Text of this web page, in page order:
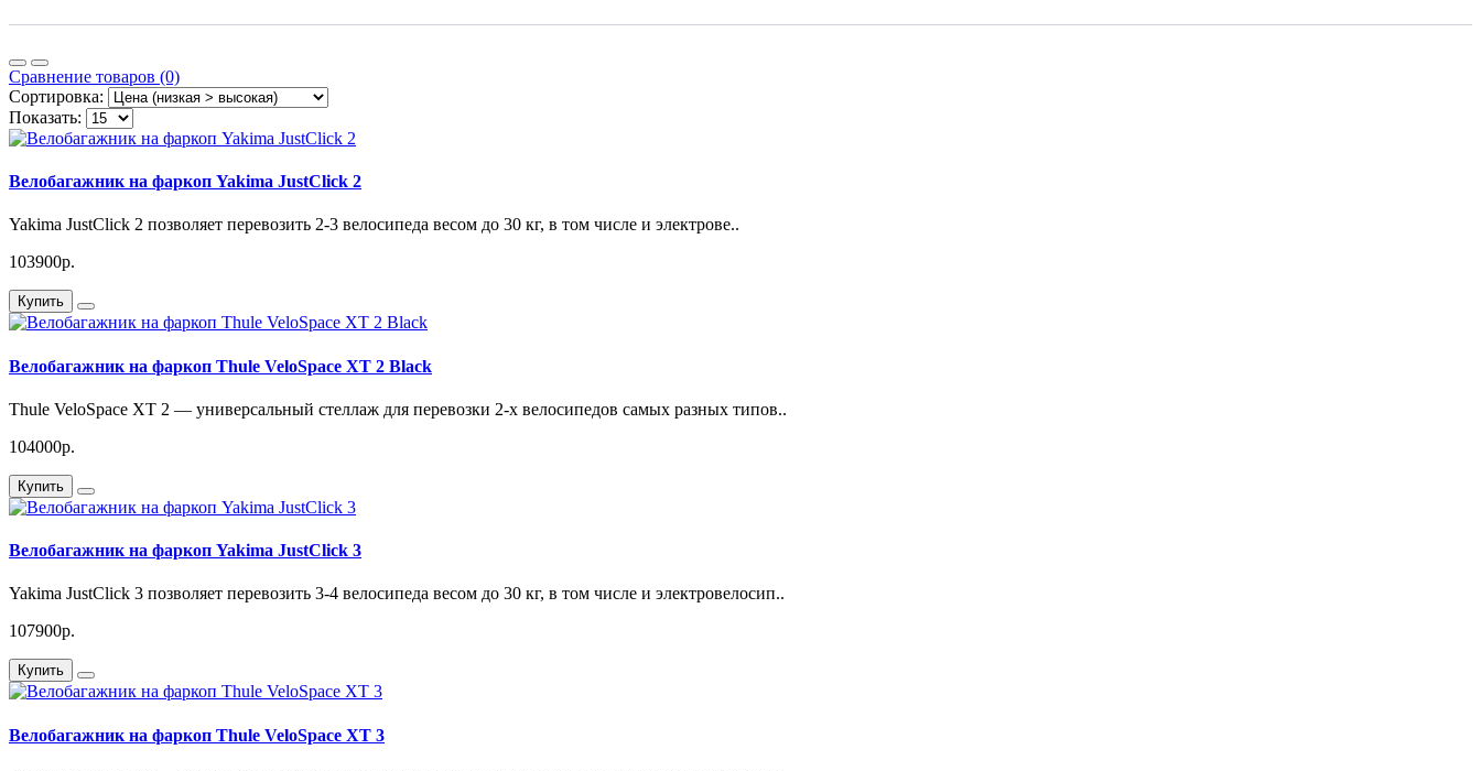
Сравнение товаров (0)
Сортировка:
Показать:
Велобагажник на фаркоп Yakima JustClick 2
Yakima JustClick 2 позволяет перевозить 2-3 велосипеда весом до 30 кг, в том числе и электрове..
103900р.
Купить
Велобагажник на фаркоп Thule VeloSpace XT 2 Black
Thule VeloSpace XT 2 — универсальный стеллаж для перевозки 2-х велосипедов самых разных типов..
104000р.
Купить
Велобагажник на фаркоп Yakima JustClick 3
Yakima JustClick 3 позволяет перевозить 3-4 велосипеда весом до 30 кг, в том числе и электровелосип..
107900р.
Купить
Велобагажник на фаркоп Thule VeloSpace XT 3